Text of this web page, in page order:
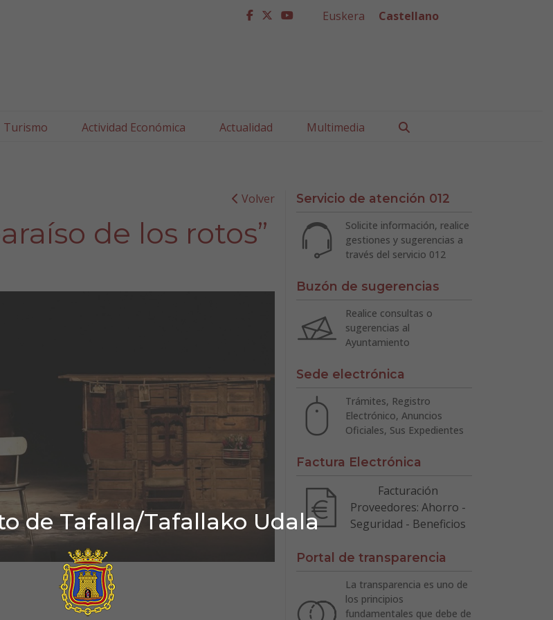
de Tafalla/Tafallako Udala
facebook
twitter
youtube
Euskera Castellano
Turismo Actividad Económica Actualidad Multimedia
Volver
de los rotos”
Servicio de atención 012
Solicite información, realice
gestiones y sugerencias a
través del servicio 012
Buzón de sugerencias
Realice consultas o
sugerencias al
Ayuntamiento
Sede electrónica
Trámites, Registro
Electrónico, Anuncios
Oficiales, Sus Expedientes
Factura Electrónica
Facturación
Proveedores: Ahorro -
Seguridad - Beneficios
Portal de transparencia
La transparencia es uno de
los principios
fundamentales que debe de